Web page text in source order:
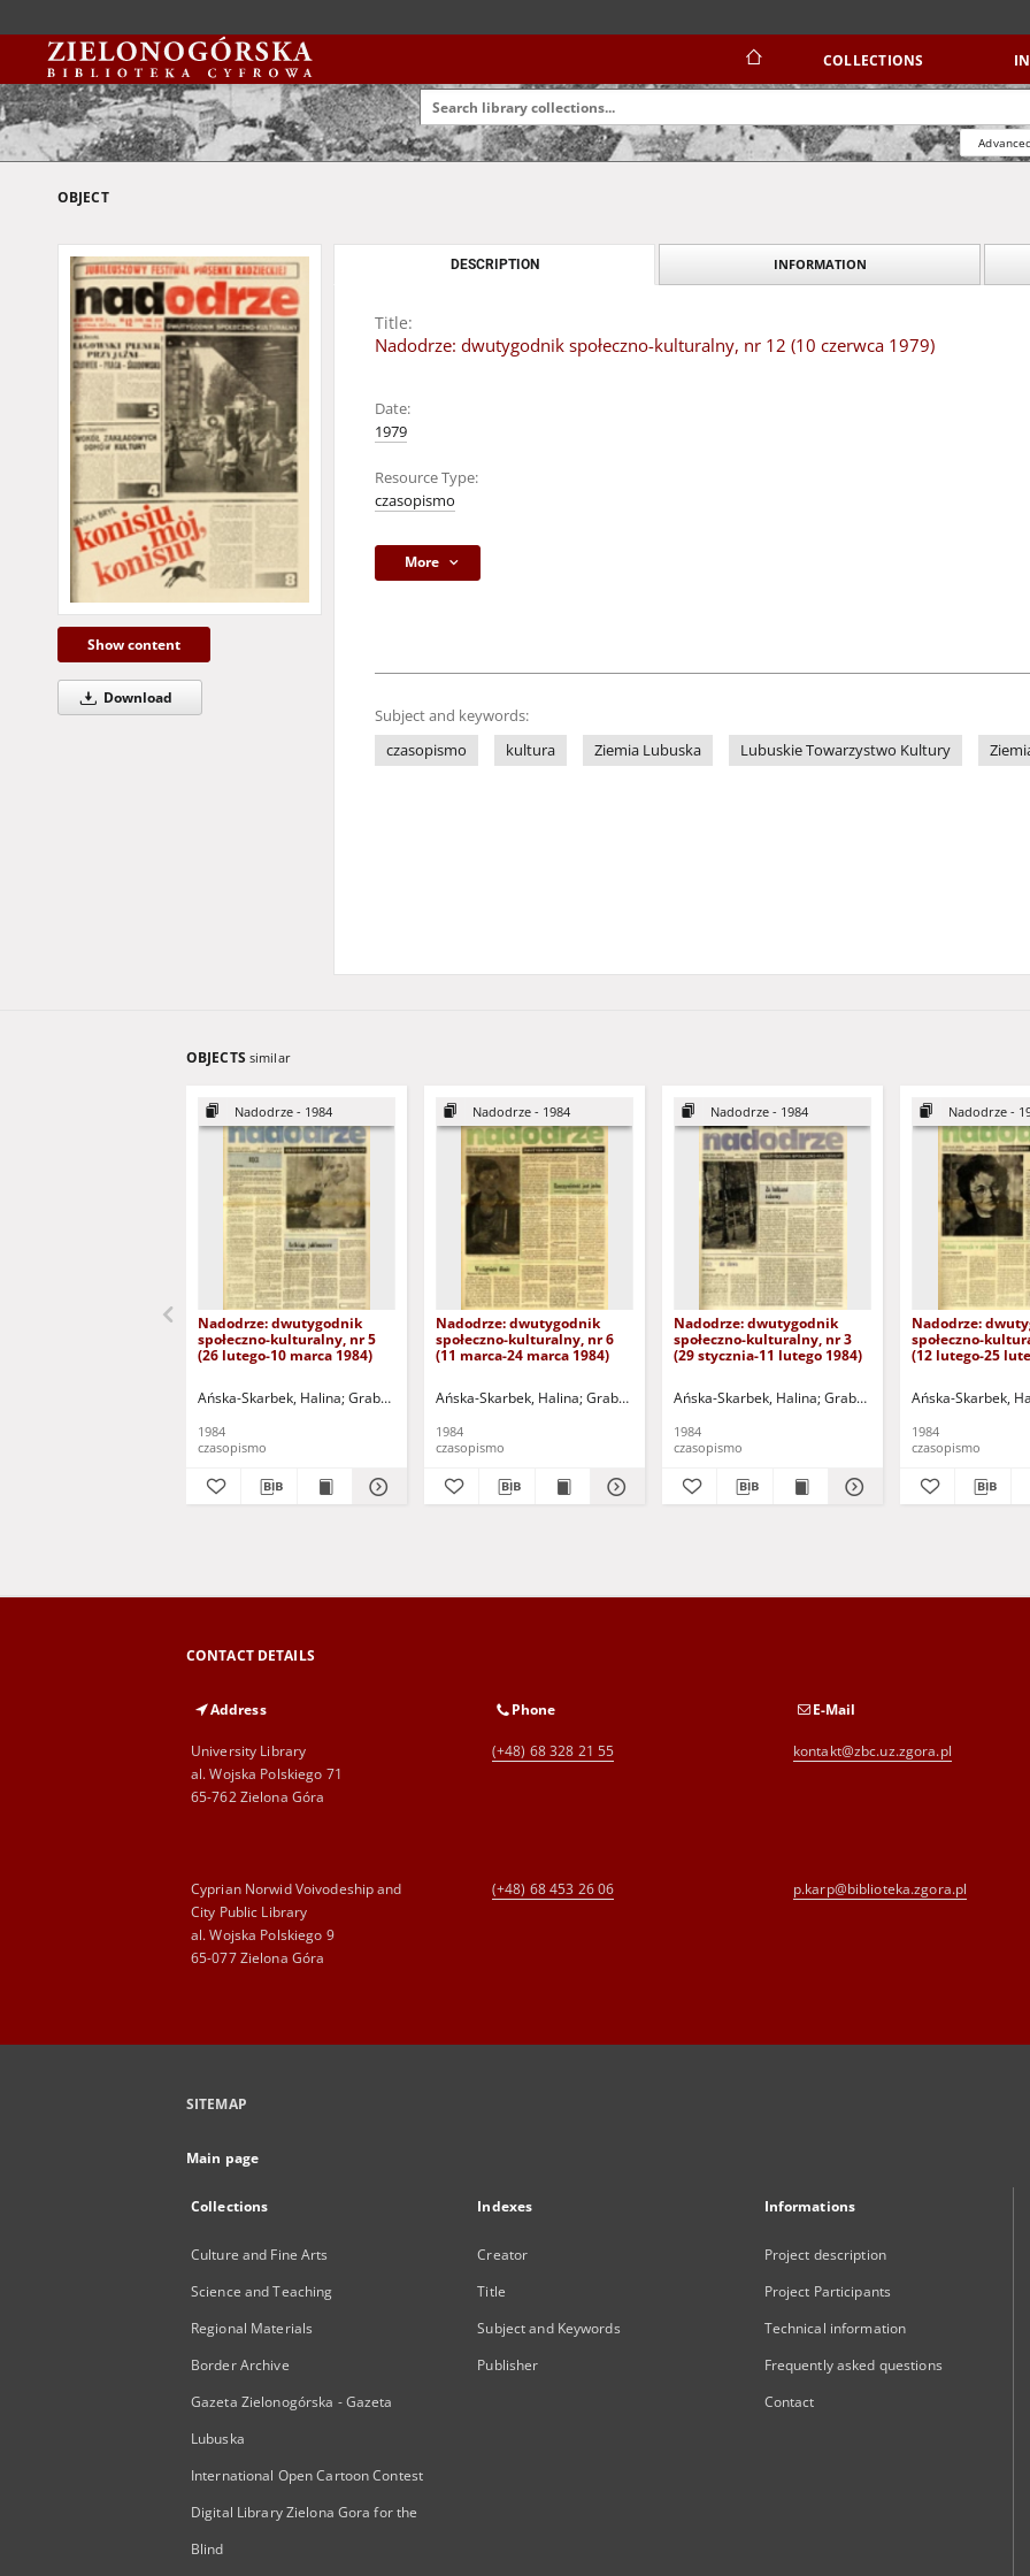
COLLECTIONS
OBJECT
Show content
Download
DESCRIPTION INFORMATION
Title:
Nadodrze: dwutygodnik społeczno-kulturalny, nr 12 (10 czerwca 1979)
Date:
1979
Resource Type:
czasopismo
More
Subject and keywords:
czasopismo
kultura Ziemia Lubuska Lubuskie Towarzystwo Kultury
OBJECTS similar
Nadodrze - 1984
Nadodrze: dwutygodnik
społeczno-kulturalny, nr 5
(26 lutego-10 marca 1984)
Ańska-Skarbek, Halina Grabowska, Lucyna Grochomalski, Piotr Hermanowicz, Leszek Horowicz, Michał Koniusz, Janusz (1934-
1984
czasopismo
Nadodrze - 1984
Nadodrze: dwutygodnik
społeczno-kulturalny, nr 6
(11 marca-24 marca 1984)
Ańska-Skarbek, Halina Grabowska, Lucyna Grochomalski, Piotr Hermanowicz, Leszek
1984
czasopismo
Nadodrze - 1984
Nadodrze: dwutygodnik
społeczno-kulturalny, nr 3
(29 stycznia-11 lutego 1984)
Ańska-Skarbek, Halina Grabowska, Lucyna
1984
czasopismo
Nadodrze -
Nadodrze:
społeczno-
(12 lutego-25
Ańska-Skarbek,
1984
czasopismo
CONTACT DETAILS
Address
University Library
al. Wojska Polskiego 71
65-762 Zielona Góra
Phone
(+48) 68 328 21 55
E-Mail
kontakt@zbc.uz.zgora.pl
Cyprian Norwid Voivodeship and
City Public Library
al. Wojska Polskiego 9
65-077 Zielona Góra
(+48) 68 453 26 06 p.karp@biblioteka.zgora.pl
SITEMAP
Main page
Collections
Culture and Fine Arts
Science and Teaching
Regional Materials
Border Archive
Gazeta Zielonogórska - Gazeta
Lubuska
International Open Cartoon Contest
Digital Library Zielona Gora for the
Blind
Indexes
Creator
Title
Subject and Keywords
Publisher
Informations
Project description
Project Participants
Technical information
Frequently asked questions
Contact